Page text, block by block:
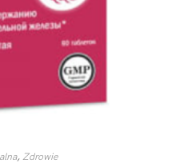
,Zdrowie